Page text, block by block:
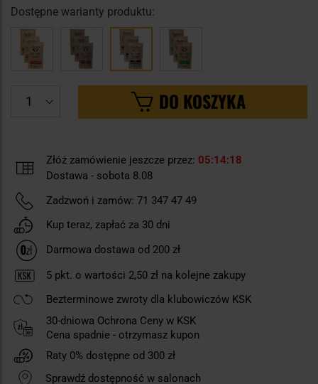
Dostępne warianty produktu:
DO KOSZYKA
Złóż zamówienie jeszcze przez: 05 14 18
Dostawa - sobota 8.08
Zadzwoń i zamów: 71 347 47 49
Kup teraz, zapłać za 30 dni
Darmowa dostawa od 200 zł
5 pkt. o wartości 2,50 zł na kolejne zakupy
Bezterminowe zwroty dla klubowiczów KSK
30-dniowa Ochrona Ceny w KSK
Cena spadnie - otrzymasz kupon
Raty 0% dostępne od 300 zł
Sprawdź dostępność w salonach